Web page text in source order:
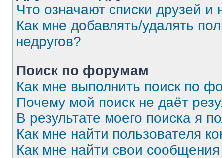
Что означают списки друзей и
Как мне добавлять/удалять
недругов?
Поиск по форумам
Как мне выполнить поиск по
Почему мой поиск не даёт
В результате моего поиска я
Как мне найти пользователя
Как мне найти свои